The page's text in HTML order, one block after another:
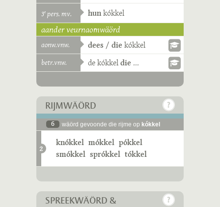
3e pers. mv. hunkókkel
aander veurnaomwäörd
aonw.vnw. dees / die kókkel
betr.vnw. dekókkeldie ...
RIJMWÄÖRD
6 wäörd gevoonde die rijme op kókkel
2
knókkel mókkel pókkel
smókkel sprókkel tókkel
SPREEKWÄÖRD &